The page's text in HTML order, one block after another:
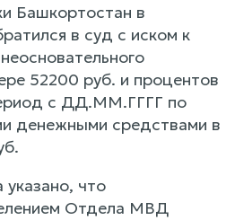
Башкортостан в
в суд с иском к
52200 руб. и процентов
с ДД.ММ.ГГГГ по
денежными средствами в
указано, что
Отдела МВД